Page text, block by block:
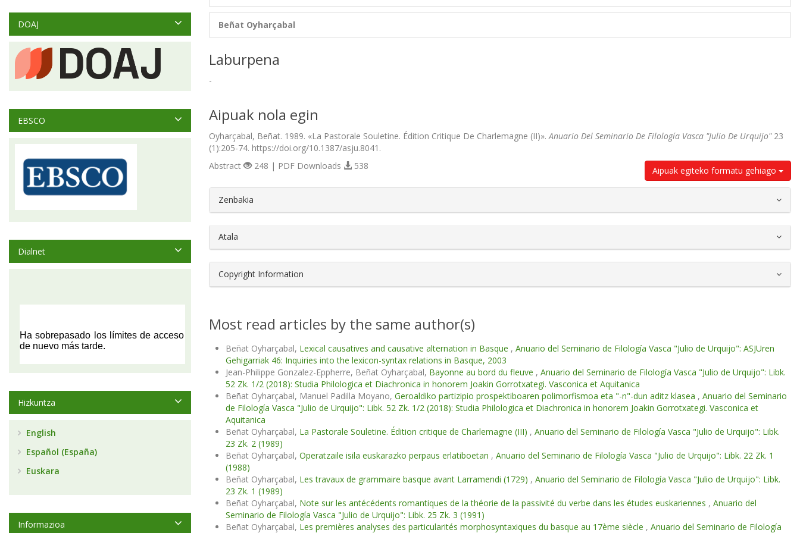
Beñat Oyharçabal
Laburpena
-
Aipuak nola egin
Oyharçabal, Beñat. 1989. «La Pastorale Souletine. Édition Critique De Charlemagne (II)».Anuario Del Seminario De Filología Vasca "Julio De Urquijo"23
(1):205-74. https://doi.org/10.1387/asju.8041.
Aipuak egiteko formatu gehiago
Abstract 248 | PDF Downloads 538
##plugins.themes.bootstrap3.article.details##
Zenbakia
Atala
Copyright Information
Most read articles by the same author(s)
Beñat Oyharçabal, Lexical causatives and causative alternation in Basque , Anuario del Seminario de Filología Vasca "Julio de Urquijo": ASJUren
Gehigarriak 46: Inquiries into the lexicon-syntax relations in Basque, 2003
Jean-Philippe Gonzalez-Eppherre, Beñat Oyharçabal, Bayonne au bord du fleuve , Anuario del Seminario de Filología Vasca "Julio de Urquijo": Libk.
52 Zk. 1/2 (2018): Studia Philologica et Diachronica in honorem Joakin Gorrotxategi. Vasconica et Aquitanica
Beñat Oyharçabal, Manuel Padilla Moyano, Geroaldiko partizipio prospektiboaren polimorfismoa eta "-n"-dun aditz klasea , Anuario del Seminario
de Filología Vasca "Julio de Urquijo": Libk. 52 Zk. 1/2 (2018): Studia Philologica et Diachronica in honorem Joakin Gorrotxategi. Vasconica et
Aquitanica
Beñat Oyharçabal, La Pastorale Souletine. Édition critique de Charlemagne (III) , Anuario del Seminario de Filología Vasca "Julio de Urquijo": Libk.
23 Zk. 2 (1989)
Beñat Oyharçabal, Operatzaile isila euskarazko perpaus erlatiboetan , Anuario del Seminario de Filología Vasca "Julio de Urquijo": Libk. 22 Zk. 1
(1988)
Beñat Oyharçabal, Les travaux de grammaire basque avant Larramendi (1729) , Anuario del Seminario de Filología Vasca "Julio de Urquijo": Libk.
23 Zk. 1 (1989)
Beñat Oyharçabal, Note sur les antécédents romantiques de la théorie de la passivité du verbe dans les études euskariennes , Anuario del
Seminario de Filología Vasca "Julio de Urquijo": Libk. 25 Zk. 3 (1991)
Beñat Oyharçabal, Les premières analyses des particularités morphosyntaxiques du basque au 17ème siècle , Anuario del Seminario de Filología
DOAJ
EBSCO
Dialnet
Hizkuntza
English
Español (España)
Euskara
Informazioa